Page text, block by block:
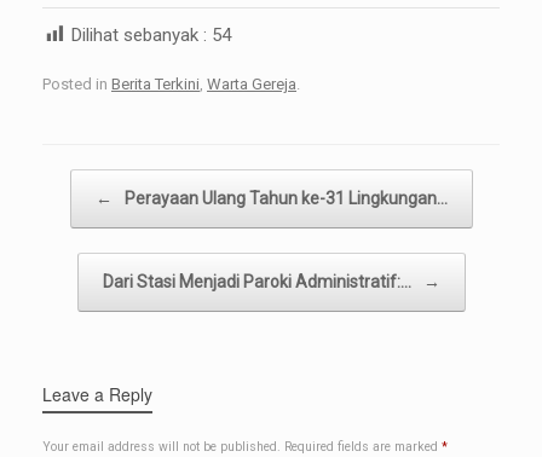
Dilihat sebanyak : 54
Posted in Berita Terkini, Warta Gereja.
← Perayaan Ulang Tahun ke-31 Lingkungan…
Dari Stasi Menjadi Paroki Administratif:… →
Leave a Reply
Your email address will not be published. Required fields are marked *